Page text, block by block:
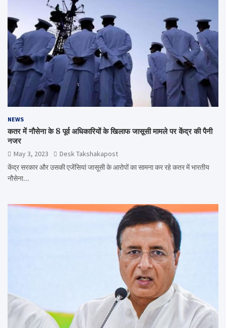
NEWS
कतर में नौसेना के 8 पूर्व अधिकारियों के खिलाफ जासूसी मामले पर केंद्र की पैनी
नजर
May 3, 2023
Desk Takshakapost
केंद्र सरकार और उसकी एजेंसियां जासूसी के आरोपों का सामना कर रहे कतर में भारतीय
नौसेना…